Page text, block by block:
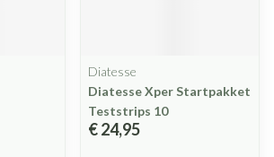
Diatesse
Diatesse Xper Startpakket
Teststrips 10
€ 24,95